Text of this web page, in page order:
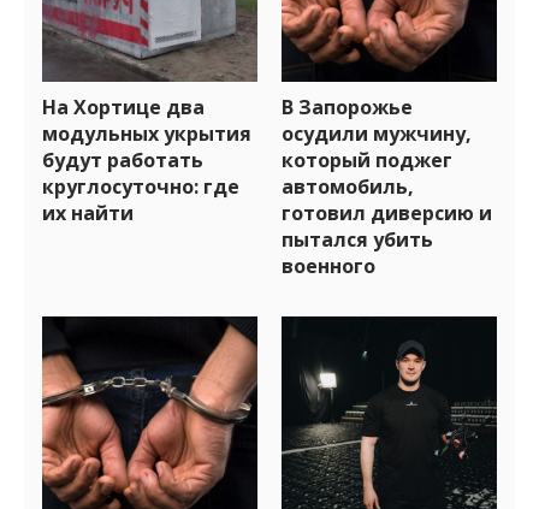
На Хортице два
модульных укрытия
будут работать
круглосуточно: где
их найти
В Запорожье
осудили мужчину,
который поджег
автомобиль,
готовил диверсию и
пытался убить
военного